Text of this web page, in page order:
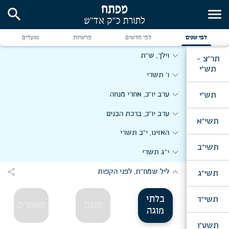
menu
search
לפי שנים לפי חדשים פרשיות מועדים
תר"צ -
תש"י
תש"י
תשי"א
תשי"ב
תשי"ג
תשי"ד
תשט"ו
תשל"ה
expand_more
יום ב' דר"ה
expand_moreוילך, ש"ת
expand_moreו' תשרי
expand_moreערב יו"כ, אחרי מנחה
expand_moreערב יו"כ, ברכת הבנים
expand_moreהאזינו, י"ב תשרי
expand_moreי"ג תשרי
expand_moreליל שמח"ת, לפני הקפות share
בלתי
מוגה